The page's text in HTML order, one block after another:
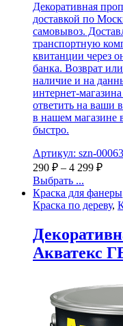
Декоративная
доставкой по
самовывоз.
транспортную
квитанции через
банка. Возврат
наличие и на
интернет-
ответить на ваши
в нашем магазине
быстро.
Артикул: szn-
290 ₽ – 4 299 ₽
Выбрать ...
Краска для фанеры
Краска по дереву,
Акватекс